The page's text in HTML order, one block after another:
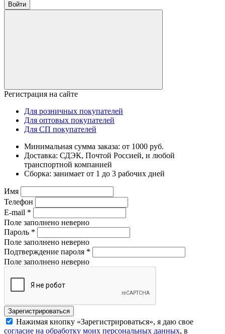
Войти
Регистрация на сайте
Для розничных покупателей
Для оптовых покупателей
Для СП покупателей
Минимальная сумма заказа: от 1000 руб.
Доставка: СДЭК, Почтой Россией, и любой
транспортной компанией
Сборка: занимает от 1 до 3 рабочих дней
Имя
Телефон
E-mail *
Поле заполнено неверно
Пароль *
Поле заполнено неверно
Подтверждение пароля *
Поле заполнено неверно
Нажимая кнопку «Зарегистрироваться», я даю свое
согласие на обработку моих персональных данных, в